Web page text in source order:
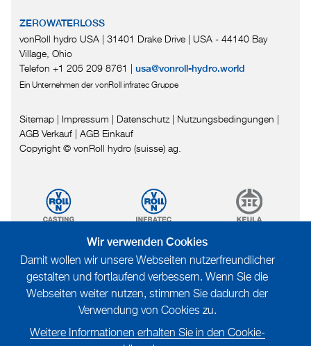
ZEROWATERLOSS
vonRoll hydro USA | 31401 Drake Drive | USA - 44140 Bay
Village, Ohio
Telefon +1 205 209 8761 | usa@vonroll-hydro.world
Ein Unternehmen der vonRoll infratec Gruppe
Sitemap | Impressum | Datenschutz | Nutzungsbedingungen |
AGB Verkauf | AGB Einkauf
Copyright © vonRoll hydro (suisse) ag.
Wir verwenden Cookies
Damit wollen wir unsere Webseiten nutzerfreundlicher
gestalten und fortlaufend verbessern. Wenn Sie die
Webseiten weiter nutzen, stimmen Sie dadurch der
Verwendung von Cookies zu.
Weitere Informationen erhalten Sie in den Cookie-